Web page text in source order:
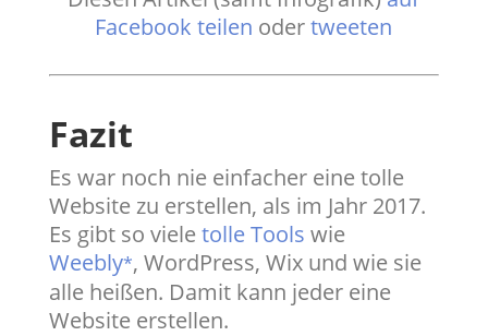
Facebook teilen odertweeten
Fazit
Es war noch nie einfacher eine tolle
Website zu erstellen, als im Jahr 2017.
Es gibt so viele tolle Tools wie
Weebly*, WordPress, Wix und wie sie
alle heißen. Damit kann jeder eine
Website erstellen.